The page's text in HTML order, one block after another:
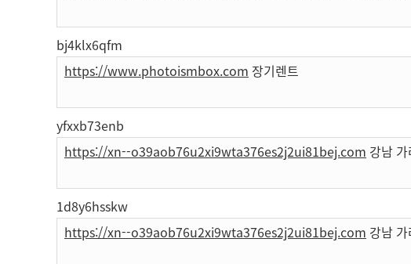
bj4klx6qfm
https://www.photoismbox.com 장기렌트
yfxxb73enb
https://xn--o39aob76u2xi9wta376es2j2ui81bej.com 강남
1d8y6hsskw
https://xn--o39aob76u2xi9wta376es2j2ui81bej.com 강남